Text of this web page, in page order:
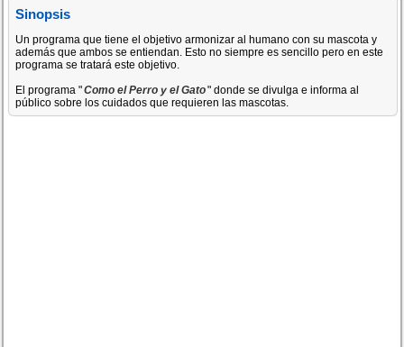
Sinopsis
Un programa que tiene el objetivo armonizar al humano con su mascota y
además que ambos se entiendan. Esto no siempre es sencillo pero en este
programa se tratará este objetivo.
El programa "Como el Perro y el Gato" donde se divulga e informa al
público sobre los cuidados que requieren las mascotas.